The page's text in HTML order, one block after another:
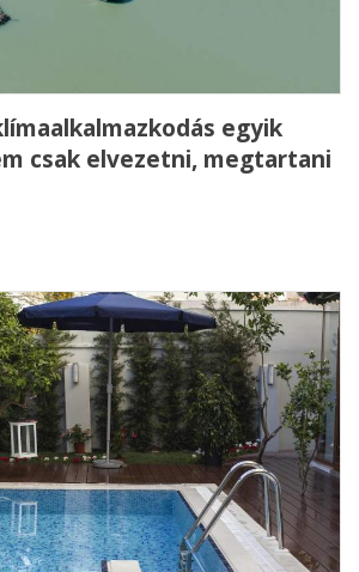
egyik
csak elvezetni, megtartani